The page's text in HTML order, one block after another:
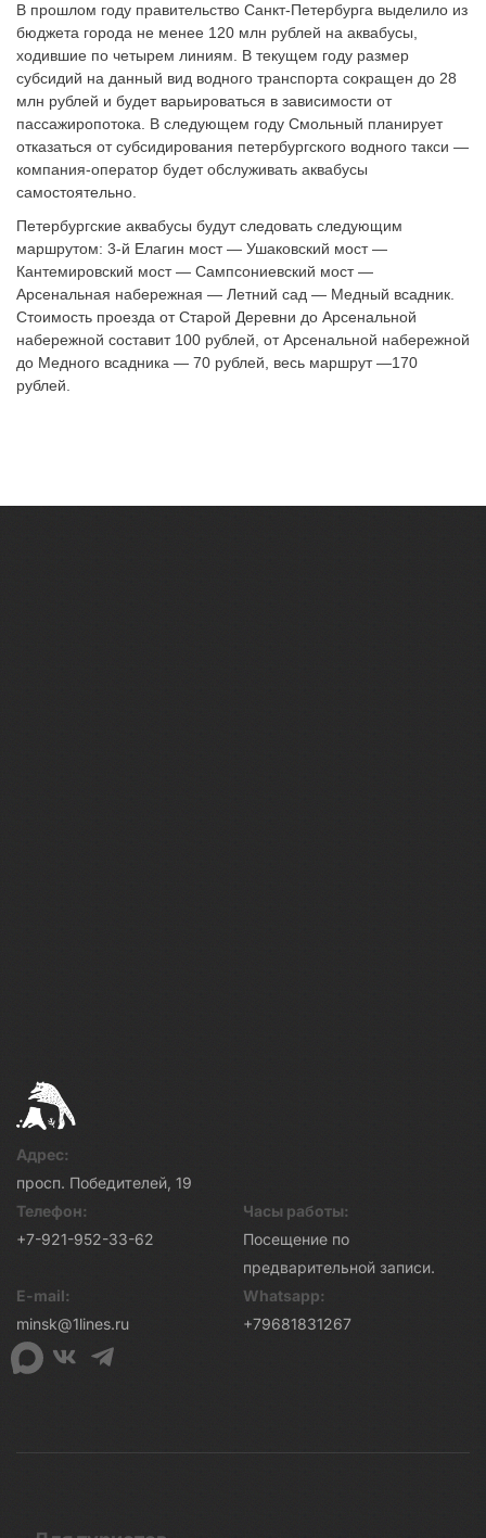
В прошлом году правительство Санкт-Петербурга выделило из
бюджета города не менее 120 млн рублей на аквабусы,
ходившие по четырем линиям. В текущем году размер
субсидий на данный вид водного транспорта сокращен до 28
млн рублей и будет варьироваться в зависимости от
пассажиропотока. В следующем году Смольный планирует
отказаться от субсидирования петербургского водного такси —
компания-оператор будет обслуживать аквабусы
самостоятельно.
Петербургские аквабусы будут следовать следующим
маршрутом: 3-й Елагин мост — Ушаковский мост —
Кантемировский мост — Сампсониевский мост —
Арсенальная набережная — Летний сад — Медный всадник.
Стоимость проезда от Старой Деревни до Арсенальной
набережной составит 100 рублей, от Арсенальной набережной
до Медного всадника — 70 рублей, весь маршрут —170
рублей.
Адрес:
просп. Победителей, 19
Телефон:
+7-921-952-33-62
Часы работы:
Посещение по
предварительной записи.
E-mail:
minsk@1lines.ru
Whatsapp:
+79681831267